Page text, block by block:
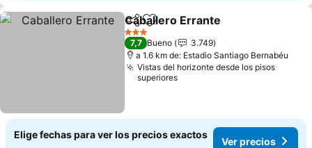
CompartirAgregar a favoritos
Caballero Errante
3 Estrellas
7,7 Bueno
3.749
a 1.6 km de: Estadio Santiago Bernabéu
Vistas del horizonte desde los pisos
superiores
Elige fechas para ver los precios exactos
Ver precios